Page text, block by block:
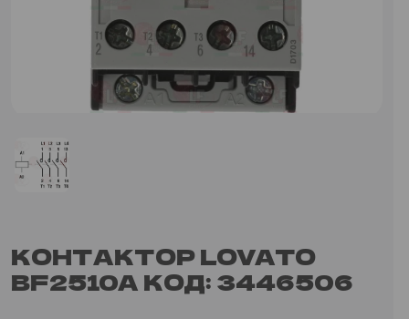
КОНТАКТОР LOVATO
BF2510A КОД: 3446506